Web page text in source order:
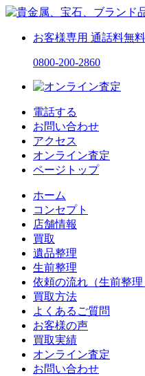
お客様専用 通話料無料
0800-200-2860
電話する
お問い合わせ
アクセス
オンライン査定
ページトップ
ホーム
コンセプト
店舗情報
買取
遺品整理
生前整理
依頼の流れ（生前整理
買取方法
よくあるご質問
お客様の声
買取実績
オンライン査定
お問い合わせ